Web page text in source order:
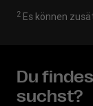
2 Es können
Du
suchst?